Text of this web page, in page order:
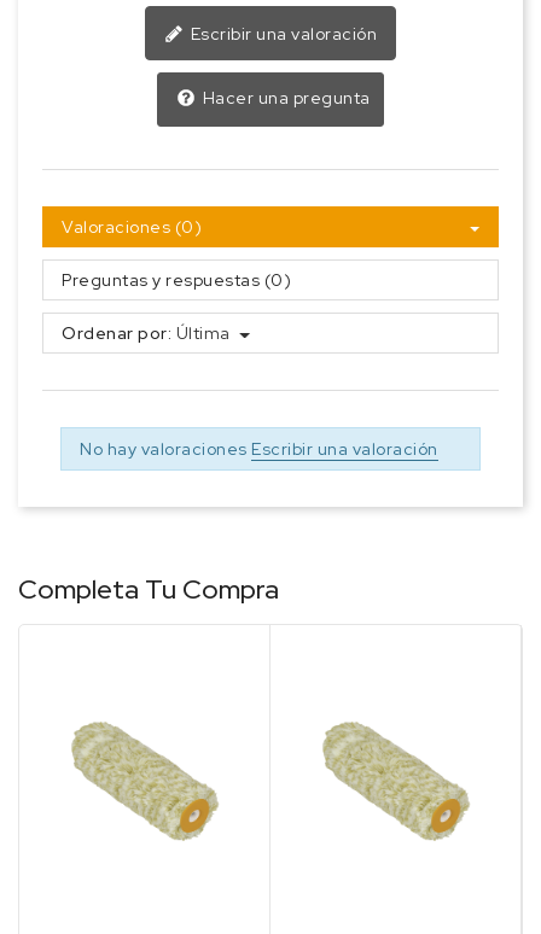
Escribir una valoración
Hacer una pregunta
Valoraciones (0)
Preguntas y respuestas (0)
Ordenar por: Última
No hay valoraciones Escribir una valoración
Completa Tu Compra